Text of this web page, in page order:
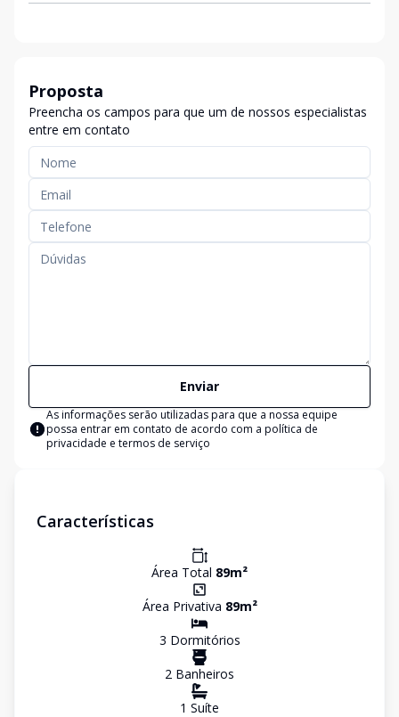
Proposta
Preencha os campos para que um de nossos especialistas
entre em contato
Enviar
As informações serão utilizadas para que a nossa equipe
possa entrar em contato de acordo com a política de
privacidade e termos de serviço
Características
Área Total 89m²
Área Privativa 89m²
3 Dormitórios
2 Banheiros
1 Suíte